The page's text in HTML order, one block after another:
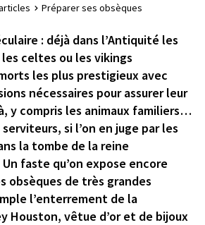
Préparer ses obsèques
: déjà dans l’Antiquité les
celtes ou les vikings
les plus prestigieux avec
nécessaires pour assurer leur
y compris les animaux familiers…
si l’on en juge par les
la tombe de la reine
faste qu’on expose encore
obsèques de très grandes
l’enterrement de la
Houston, vêtue d’or et de bijoux